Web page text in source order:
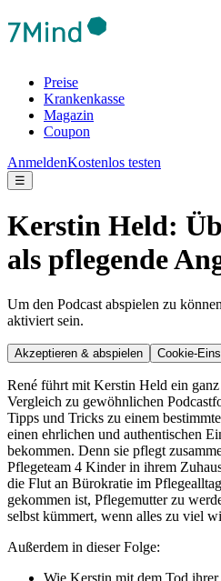
Preise
Krankenkasse
Magazin
Coupon
AnmeldenKostenlos testen
☰
Kerstin Held:
als pflegende
Um den Podcast abspielen zu
aktiviert sein.
Akzeptieren & abspielen Cookie-
René führt mit Kerstin Held ein
Vergleich zu gewöhnlichen
Tipps und Tricks zu einem
einen ehrlichen und authentischen
bekommen. Denn sie pflegt
Pflegeteam 4 Kinder in ihrem
die Flut an Bürokratie im
gekommen ist, Pflegemutter zu
selbst kümmert, wenn alles zu viel
Außerdem in dieser Folge:
Wie Kerstin mit dem Tod